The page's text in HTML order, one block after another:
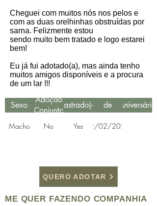
Cheguei‎ com‎ muitos‎ nós‎ nos‎ pelos‎ e‎
com‎ as‎ duas‎ orelhinhas‎ obstruídas‎ por‎
sarna.‎ Felizmente‎ estou
sendo‎ muito‎ bem‎ tratado‎ e‎ logo‎ estarei‎
bem!‎
Eu já fui adotado(a), mas ainda tenho
muitos amigos disponíveis e a procura
de um lar !!!
Sexo
Adoção
Conjunta
Castrado(a)
de
Resgate
Aniversário
Macho No Yes 12/02/2022
QUERO ADOTAR
ME QUER FAZENDO COMPANHIA